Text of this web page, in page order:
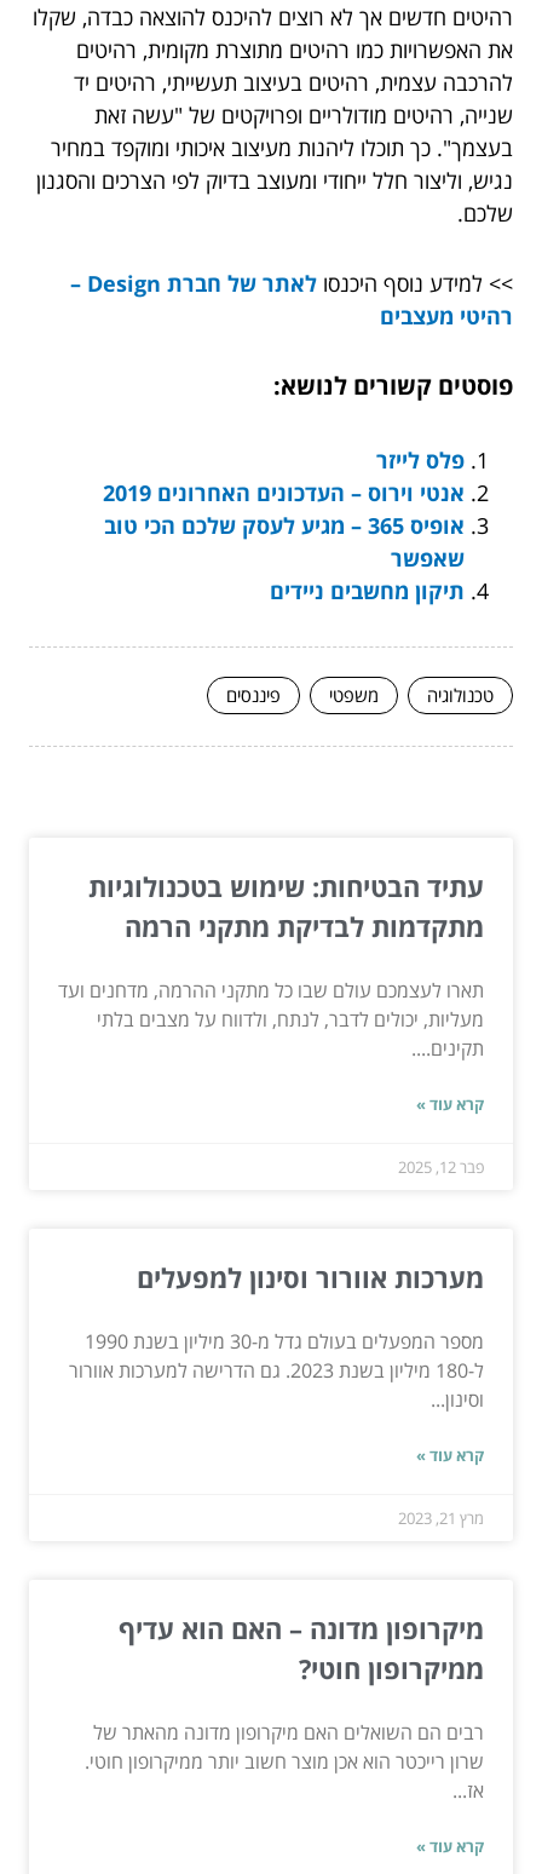
רהיטים חדשים אך לא רוצים להיכנס להוצאה כבדה, שקלו
את האפשרויות כמו רהיטים מתוצרת מקומית, רהיטים
להרכבה עצמית, רהיטים בעיצוב תעשייתי, רהיטים יד
שנייה, רהיטים מודולריים ופרויקטים של "עשה זאת
בעצמך". כך תוכלו ליהנות מעיצוב איכותי ומוקפד במחיר
נגיש, וליצור חלל ייחודי ומעוצב בדיוק לפי הצרכים והסגנון
שלכם.
>> למידע נוסף היכנסו
לאתר של חברת Design –
רהיטי מעצבים
פוסטים קשורים לנושא:
פלס לייזר
אנטי וירוס – העדכונים האחרונים 2019
אופיס 365 – מגיע לעסק שלכם הכי טוב
שאפשר
תיקון מחשבים ניידים
טכנולוגיה משפטי פיננסים
עתיד הבטיחות: שימוש בטכנולוגיות
מתקדמות לבדיקת מתקני הרמה
תארו לעצמכם עולם שבו כל מתקני ההרמה, מדחנים ועד
מעליות, יכולים לדבר, לנתח, ולדווח על מצבים בלתי
תקינים....
קרא עוד »
פבר 12, 2025
מערכות אוורור וסינון למפעלים
מספר המפעלים בעולם גדל מ-30 מיליון בשנת 1990
ל-180 מיליון בשנת 2023. גם הדרישה למערכות אוורור
וסינון...
קרא עוד »
מרץ 21, 2023
מיקרופון מדונה – האם הוא עדיף
ממיקרופון חוטי?
רבים הם השואלים האם מיקרופון מדונה מהאתר של
שרון רייכטר הוא אכן מוצר חשוב יותר ממיקרופון חוטי.
אז...
קרא עוד »